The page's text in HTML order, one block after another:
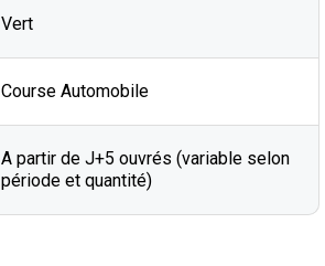
Vert
Course Automobile
A partir de J+5 ouvrés (variable selon
période et quantité)